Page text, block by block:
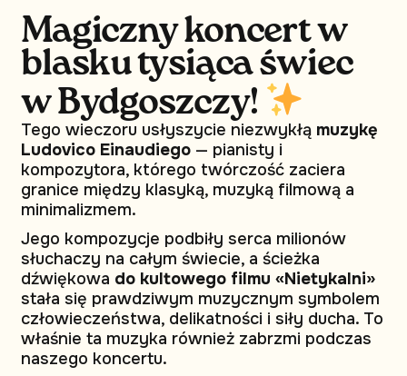
Magiczny koncert w
blasku tysiąca świec
w Bydgoszczy!
Tego wieczoru usłyszycie niezwykłą muzykę
Ludovico Einaudiego— pianisty i
kompozytora, którego twórczość zaciera
granice między klasyką, muzyką filmową a
minimalizmem.
Jego kompozycje podbiły serca milionów
słuchaczy na całym świecie, a ścieżka
dźwiękowa do kultowego filmu «Nietykalni»
stała się prawdziwym muzycznym symbolem
człowieczeństwa, delikatności i siły ducha. To
właśnie ta muzyka również zabrzmi podczas
naszego koncertu.